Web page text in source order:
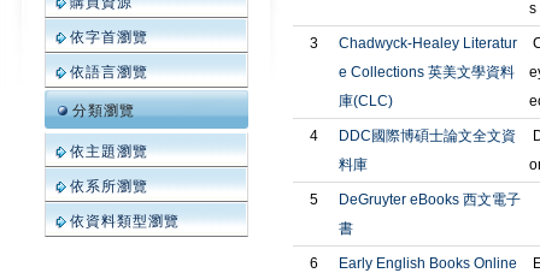
依字首瀏覽
依語言瀏覽
分類瀏覽
依主題瀏覽
依系所瀏覽
依資料類型瀏覽
s
3
Chadwyck-Healey Literatur
e Collections 英美文學資料
庫(CLC)
4
DDC國際博碩士論文全文資
料庫
5
DeGruyter eBooks 西文電子
書
6
Early English Books Online